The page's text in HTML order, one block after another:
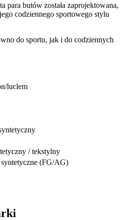
para butów została zaprojektowana,
codziennego sportowego stylu
do sportu, jak i do codziennych
luclem
/ tekstylny
syntetyczne (FG/AG)